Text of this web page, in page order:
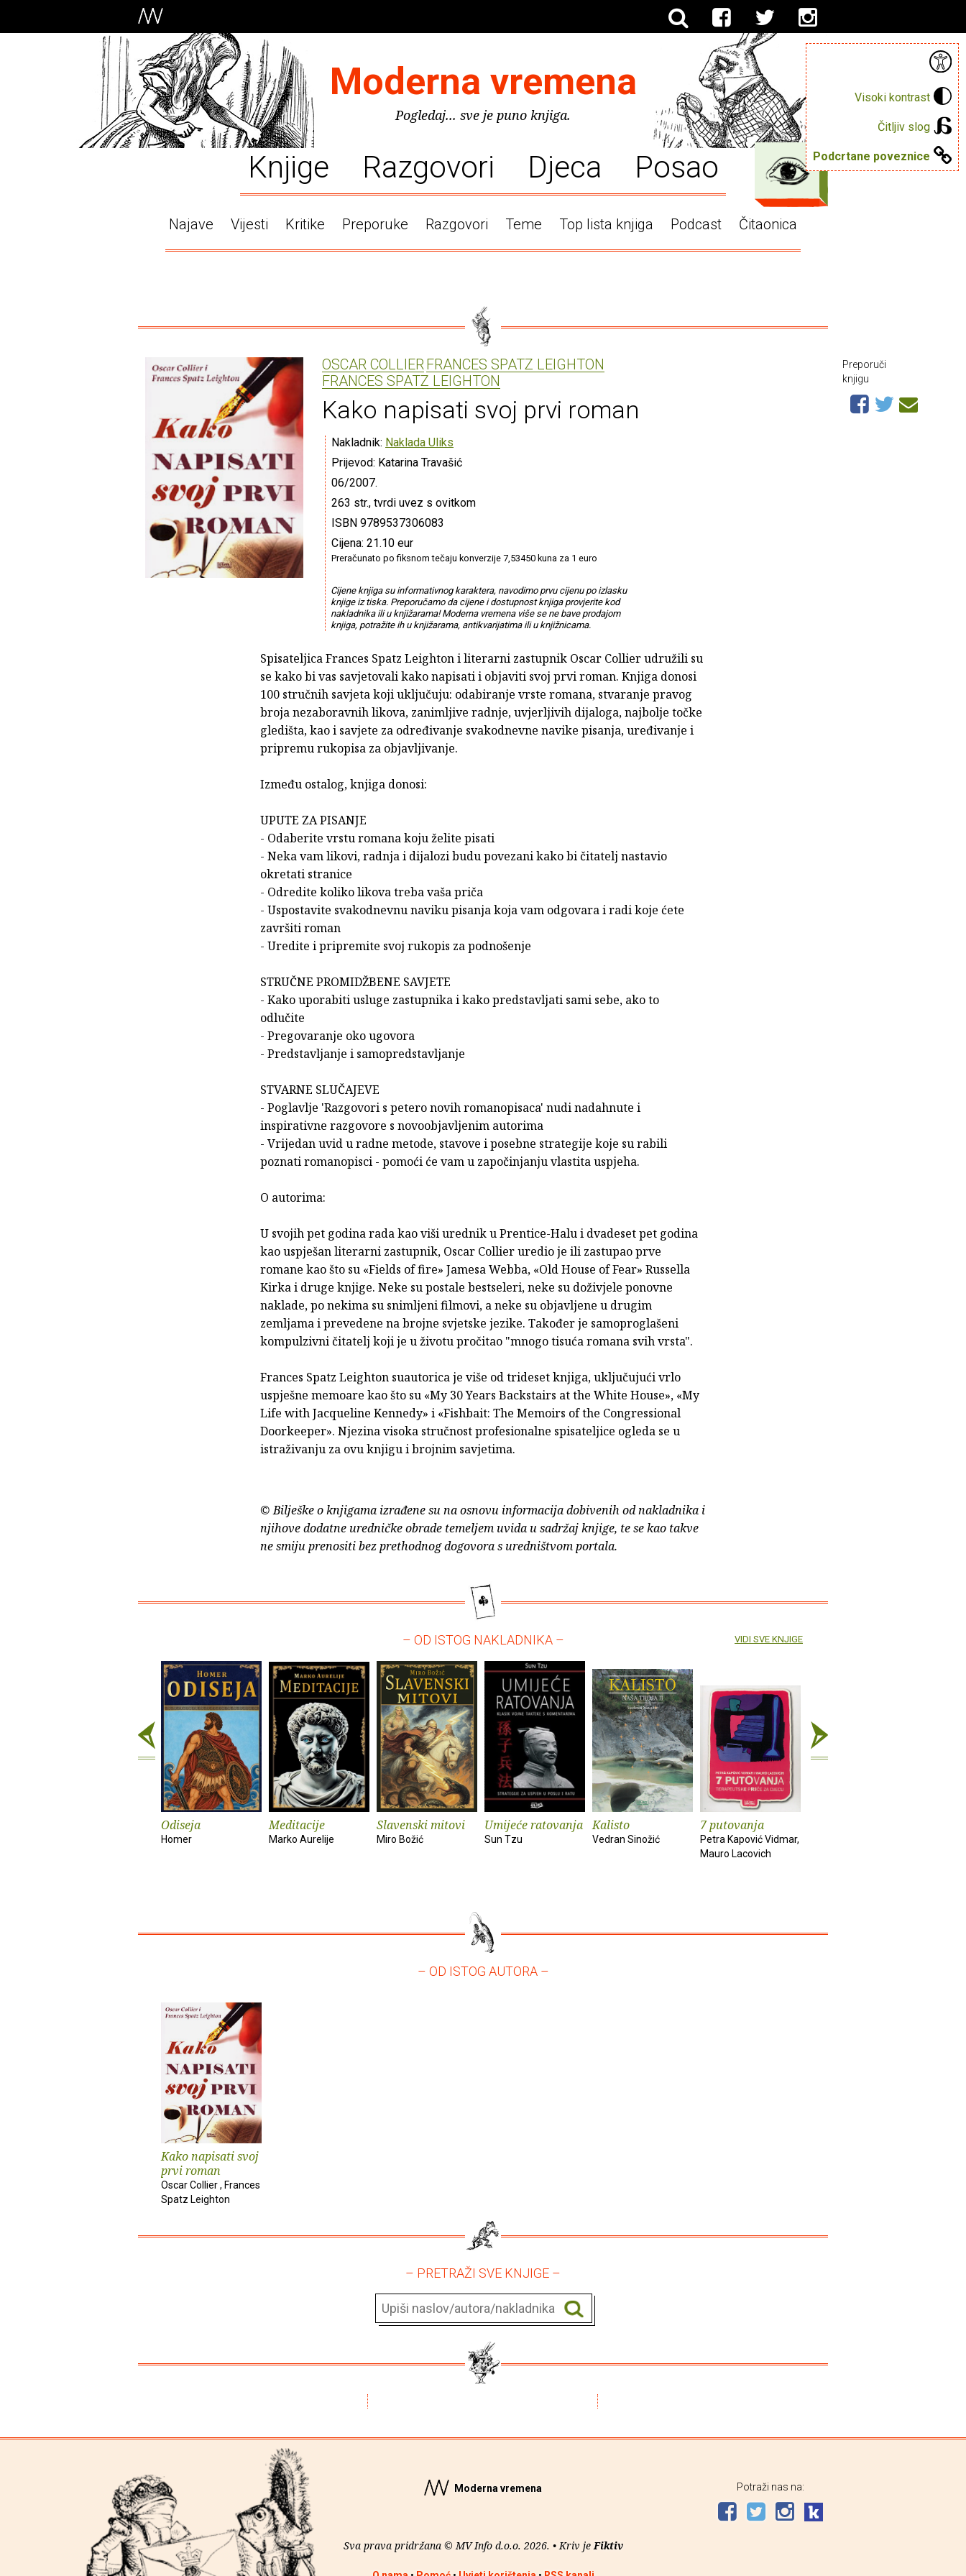
Visoki kontrast
Čitljiv slog
Podcrtane poveznice
Moderna vremena
Pogledaj... sve je puno knjiga.
Knjige Razgovori Djeca Posao
Najave Vijesti Kritike Preporuke Razgovori Teme Top lista knjiga Podcast Čitaonica
OSCAR COLLIERFRANCES SPATZ LEIGHTON
FRANCES SPATZ LEIGHTON
Kako napisati svoj prvi roman
Nakladnik: Naklada Uliks
Prijevod: Katarina Travašić
06/2007.
263 str., tvrdi uvez s ovitkom
ISBN 9789537306083
Cijena: 21.10 eur
Preračunato po fiksnom tečaju konverzije 7,53450 kuna za 1 euro
Cijene knjiga su informativnog karaktera, navodimo prvu cijenu po izlasku
knjige iz tiska. Preporučamo da cijene i dostupnost knjiga provjerite kod
nakladnika ili u knjižarama! Moderna vremena više se ne bave prodajom
knjiga, potražite ih u knjižarama, antikvarijatima ili u knjižnicama.
Spisateljica Frances Spatz Leighton i literarni zastupnik Oscar Collier udružili su
se kako bi vas savjetovali kako napisati i objaviti svoj prvi roman. Knjiga donosi
100 stručnih savjeta koji uključuju: odabiranje vrste romana, stvaranje pravog
broja nezaboravnih likova, zanimljive radnje, uvjerljivih dijaloga, najbolje točke
gledišta, kao i savjete za određivanje svakodnevne navike pisanja, uređivanje i
pripremu rukopisa za objavljivanje.
Između ostalog, knjiga donosi:
UPUTE ZA PISANJE
- Odaberite vrstu romana koju želite pisati
- Neka vam likovi, radnja i dijalozi budu povezani kako bi čitatelj nastavio
okretati stranice
- Odredite koliko likova treba vaša priča
- Uspostavite svakodnevnu naviku pisanja koja vam odgovara i radi koje ćete
završiti roman
- Uredite i pripremite svoj rukopis za podnošenje
STRUČNE PROMIDŽBENE SAVJETE
- Kako uporabiti usluge zastupnika i kako predstavljati sami sebe, ako to
odlučite
- Pregovaranje oko ugovora
- Predstavljanje i samopredstavljanje
STVARNE SLUČAJEVE
- Poglavlje 'Razgovori s petero novih romanopisaca' nudi nadahnute i
inspirativne razgovore s novoobjavljenim autorima
- Vrijedan uvid u radne metode, stavove i posebne strategije koje su rabili
poznati romanopisci - pomoći će vam u započinjanju vlastita uspjeha.
O autorima:
U svojih pet godina rada kao viši urednik u Prentice-Halu i dvadeset pet godina
kao uspješan literarni zastupnik, Oscar Collier uredio je ili zastupao prve
romane kao što su «Fields of fire» Jamesa Webba, «Old House of Fear» Russella
Kirka i druge knjige. Neke su postale bestseleri, neke su doživjele ponovne
naklade, po nekima su snimljeni filmovi, a neke su objavljene u drugim
zemljama i prevedene na brojne svjetske jezike. Također je samoproglašeni
kompulzivni čitatelj koji je u životu pročitao "mnogo tisuća romana svih vrsta".
Frances Spatz Leighton suautorica je više od trideset knjiga, uključujući vrlo
uspješne memoare kao što su «My 30 Years Backstairs at the White House», «My
Life with Jacqueline Kennedy» i «Fishbait: The Memoirs of the Congressional
Doorkeeper». Njezina visoka stručnost profesionalne spisateljice ogleda se u
istraživanju za ovu knjigu i brojnim savjetima.
© Bilješke o knjigama izrađene su na osnovu informacija dobivenih od nakladnika i
njihove dodatne uredničke obrade temeljem uvida u sadržaj knjige, te se kao takve
ne smiju prenositi bez prethodnog dogovora s uredništvom portala.
Preporuči
knjigu
– OD ISTOG NAKLADNIKA –
Odiseja
Homer
Meditacije
Marko Aurelije
Slavenski mitovi
Miro Božić
Umijeće ratovanja
Sun Tzu
Kalisto
Vedran Sinožić
7 putovanja
Petra Kapović Vidmar,
Mauro Lacovich
VIDI SVE KNJIGE
– OD ISTOG AUTORA –
Kako napisati svoj
prvi roman
Oscar Collier , Frances
Spatz Leighton
– PRETRAŽI SVE KNJIGE –
Moderna vremena
Sva prava pridržana © MV Info d.o.o. 2026. • Kriv je Fiktiv
Potraži nas na: